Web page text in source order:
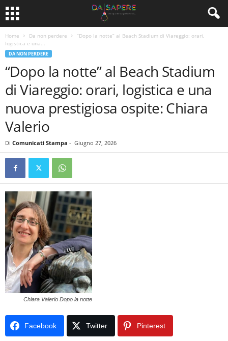
Home Da non perdere
“Dopo la notte” al Beach Stadium di Viareggio: orari,
logistica e una...
DA NON PERDERE
“Dopo la notte” al Beach Stadium
di Viareggio: orari, logistica e una
nuova prestigiosa ospite: Chiara
Valerio
Di Comunicati Stampa - Giugno 27, 2026
Chiara Valerio Dopo la notte
Facebook Twitter Pinterest